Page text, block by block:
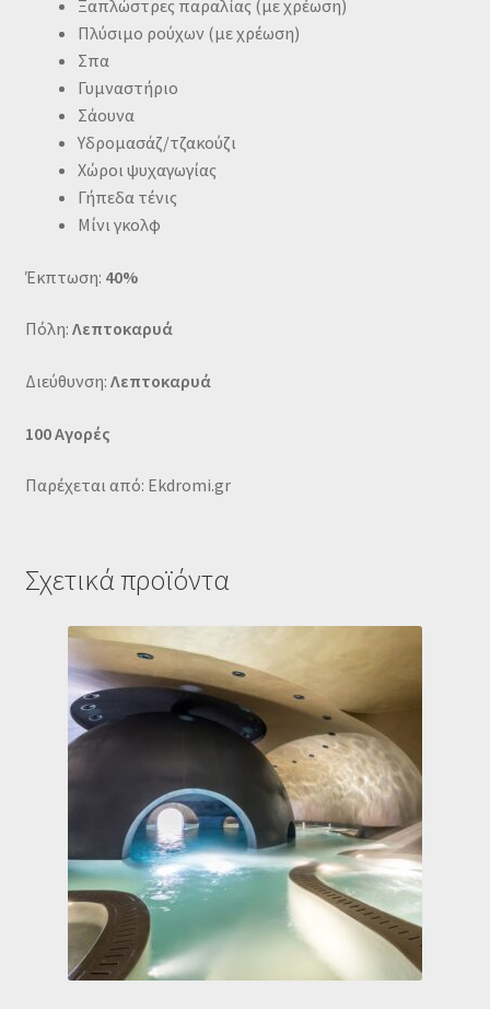
Ξαπλώστρες παραλίας (με χρέωση)
Πλύσιμο ρούχων (με χρέωση)
Σπα
Γυμναστήριο
Σάουνα
Υδρομασάζ/τζακούζι
Χώροι ψυχαγωγίας
Γήπεδα τένις
Μίνι γκολφ
Έκπτωση: 40%
Πόλη: Λεπτοκαρυά
Διεύθυνση: Λεπτοκαρυά
100 Αγορές
Παρέχεται από: Ekdromi.gr
Σχετικά προϊόντα